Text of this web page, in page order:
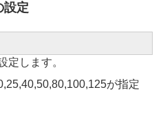
設定
定します。
が指定